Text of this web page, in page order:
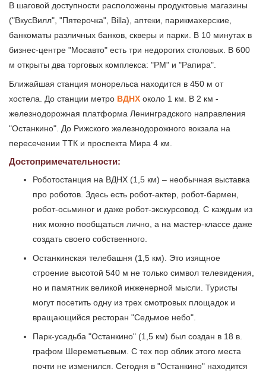
В шаговой доступности расположены продуктовые магазины
("ВкусВилл", "Пятерочка", Billa), аптеки, парикмахерские,
банкоматы различных банков, скверы и парки. В 10 минутах в
бизнес-центре "Мосавто" есть три недорогих столовых. В 600
м открыты два торговых комплекса: "РМ" и "Рапира".
Ближайшая станция монорельса находится в 450 м от
хостела. До станции метро ВДНХ около 1 км. В 2 км -
железнодорожная платформа Ленинградского направления
"Останкино". До Рижского железнодорожного вокзала на
пересечении ТТК и проспекта Мира 4 км.
Достопримечательности:
Роботостанция на ВДНХ (1,5 км) – необычная выставка
про роботов. Здесь есть робот-актер, робот-бармен,
робот-осьминог и даже робот-экскурсовод. С каждым из
них можно пообщаться лично, а на мастер-классе даже
создать своего собственного.
Останкинская телебашня (1,5 км). Это изящное
строение высотой 540 м не только символ телевидения,
но и памятник великой инженерной мысли. Туристы
могут посетить одну из трех смотровых площадок и
вращающийся ресторан "Седьмое небо".
Парк-усадьба "Останкино" (1,5 км) был создан в 18 в.
графом Шереметьевым. С тех пор облик этого места
почти не изменился. Сегодня в "Останкино" находится